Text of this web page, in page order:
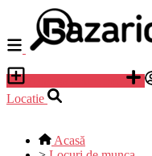
Locatie
Acasă